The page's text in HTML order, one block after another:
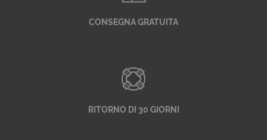
CONSEGNA GRATUITA
RITORNO DI 30 GIORNI